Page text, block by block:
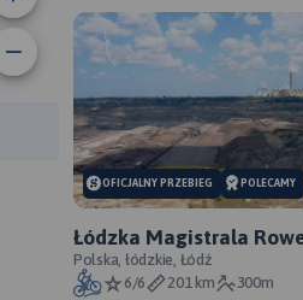
OFICJALNY PRZEBIEG POLECAMY
Łódzka Magistrala
Polska, łódzkie, Łódź
6/6
201 km 300m